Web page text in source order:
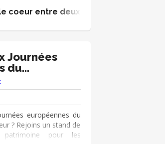
➔ Veiller au bon
des portants ➔
accompagnées ➔
😀
coeur entre deux mers
Journées
du
européennes du
? Rejoins un stand de
pour les